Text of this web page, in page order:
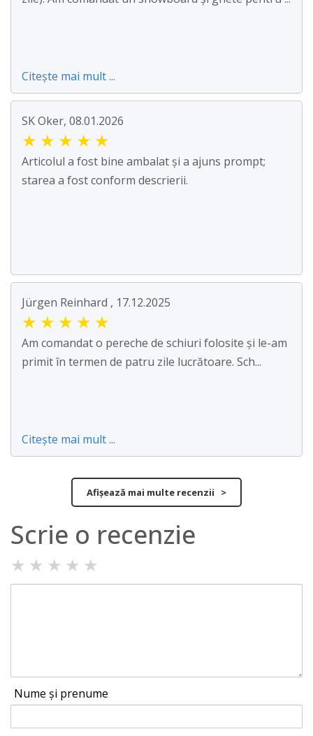
Citește mai mult ...
SK Oker, 08.01.2026
★ ★ ★ ★ ★
Articolul a fost bine ambalat și a ajuns prompt;
starea a fost conform descrierii.
Jürgen Reinhard , 17.12.2025
★ ★ ★ ★ ★
Am comandat o pereche de schiuri folosite și le-am
primit în termen de patru zile lucrătoare. Sch...
Citește mai mult ...
Afișează mai multe recenzii >
Scrie o recenzie
★ ★ ★ ★ ★
Nume și prenume